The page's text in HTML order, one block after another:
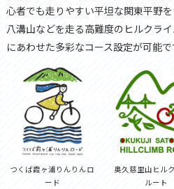
心者でも走りやすい平坦な関東平野を
八溝山などを走る高難度のヒルクラ
にあわせた多彩なコース設定が可能で
つくば霞ヶ浦りんりんロ
ード
奥久慈里山ヒル
ルート